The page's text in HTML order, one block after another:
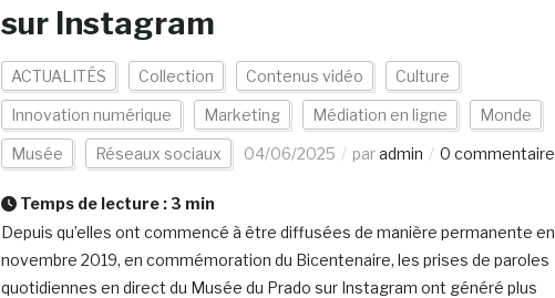
sur Instagram
ACTUALITÉS Collection Contenus vidéo Culture
Innovation numérique Marketing Médiation en ligne Monde
Musée Réseaux sociaux 04/06/2025 paradmin 0 commentaire
Temps de lecture : 3 min
Depuis qu’elles ont commencé à être diffusées de manière permanente en
novembre 2019, en commémoration du Bicentenaire, les prises de paroles
quotidiennes en direct du Musée du Prado sur Instagram ont généré plus